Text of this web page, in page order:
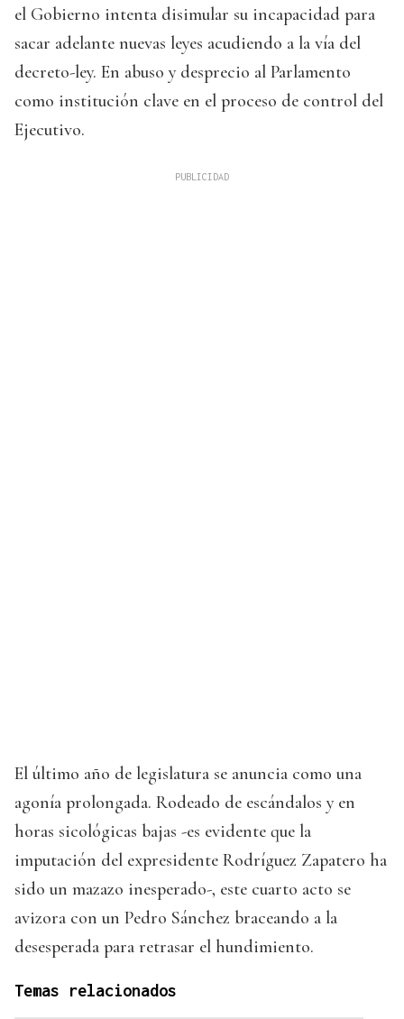
el Gobierno intenta disimular su incapacidad para
sacar adelante nuevas leyes acudiendo a la vía del
decreto-ley. En abuso y desprecio al Parlamento
como institución clave en el proceso de control del
Ejecutivo.
El último año de legislatura se anuncia como una
agonía prolongada. Rodeado de escándalos y en
horas sicológicas bajas -es evidente que la
imputación del expresidente Rodríguez Zapatero ha
sido un mazazo inesperado-, este cuarto acto se
avizora con un Pedro Sánchez braceando a la
desesperada para retrasar el hundimiento.
Temas relacionados